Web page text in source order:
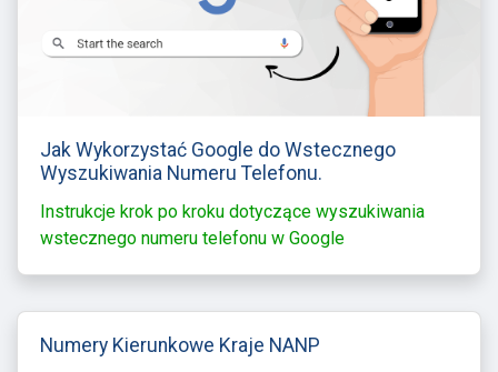
Jak Wykorzystać Google do Wstecznego
Wyszukiwania Numeru Telefonu.
Instrukcje krok po kroku dotyczące wyszukiwania
wstecznego numeru telefonu w Google
Numery Kierunkowe Kraje NANP